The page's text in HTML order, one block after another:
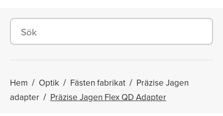
Hem Optik Fästen fabrikat
Präzise Jagen
adapter
Präzise Jagen Flex QD Adapter